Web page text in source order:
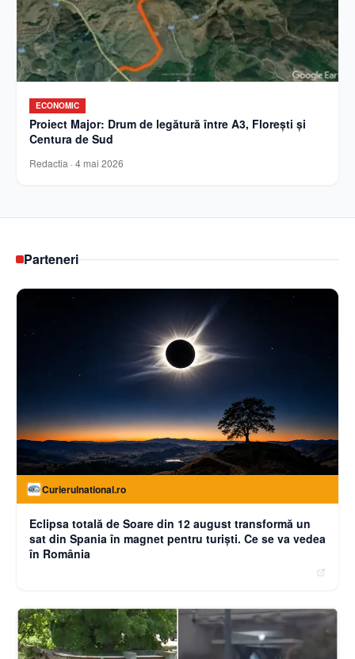
ECONOMIC
Proiect Major: Drum de legătură între A3, Florești și
Centura de Sud
Redactia · 4 mai 2026
Parteneri
Curierulnational.ro
Eclipsa totală de Soare din 12 august transformă un
sat din Spania în magnet pentru turiști. Ce se va vedea
în România